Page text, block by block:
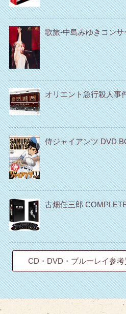
歌旅-中島みゆきコン
オリエント急行殺人事
侍ジャイアンツ DVD
古畑任三郎
CD・DVD・ブルーレイ参